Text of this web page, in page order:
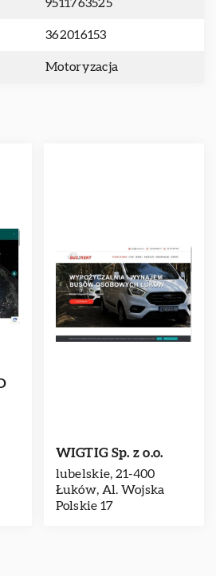
9511763525
362016153
Motoryzacja
WIG­TIG Sp. z o.o.
lubelskie, 21-400
Łuków, Al. Wojska
Polskie 17